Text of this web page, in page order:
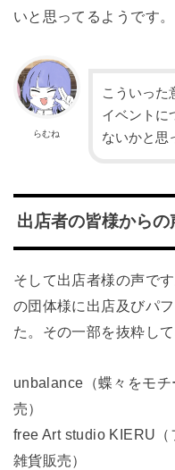
いと思ってるようです。
らむね
こういった
イベントに
ないかと思
出店者の皆様からの
そして出店者様の声で
の団体様に出店及びパ
た。その一部を抜粋し
unbalance（蝶々をモ
売）
free Art studio KIERU（
雑貨販売）